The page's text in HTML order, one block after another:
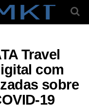
Travel
com
sobre
19